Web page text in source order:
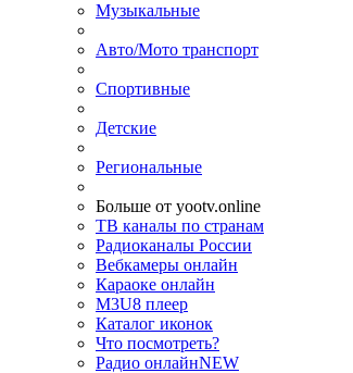
Музыкальные
Авто/Мото транспорт
Спортивные
Детские
Региональные
Больше от yootv.online
ТВ каналы по странам
Радиоканалы России
Вебкамеры онлайн
Караоке онлайн
M3U8 плеер
Каталог иконок
Что посмотреть?
Радио онлайнNEW